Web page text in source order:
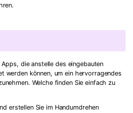
die anstelle des eingebauten
werden können, um ein hervorragendes
Welche finden Sie einfach zu
erstellen Sie im Handumdrehen